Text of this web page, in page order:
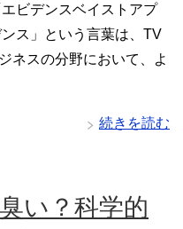
ビデンスベイストアプ
ス」という言葉は、TV
ネスの分野において、よ
続きを読む
い？科学的